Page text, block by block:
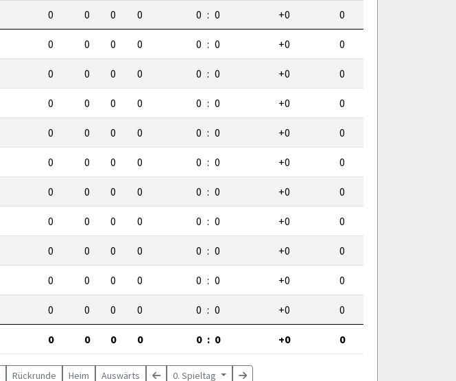
0 0 0 0 0 : 0 +0 0
0 0 0 0 0 : 0 +0 0
0 0 0 0 0 : 0 +0 0
0 0 0 0 0 : 0 +0 0
0 0 0 0 0 : 0 +0 0
0 0 0 0 0 : 0 +0 0
0 0 0 0 0 : 0 +0 0
0 0 0 0 0 : 0 +0 0
0 0 0 0 0 : 0 +0 0
0 0 0 0 0 : 0 +0 0
0 0 0 0 0 : 0 +0 0
0 0 0 0 0 : 0 +0 0
Rückrunde Heim Auswärts 0. Spieltag